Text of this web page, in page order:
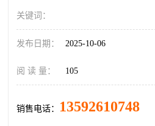
关键词：
发布日期： 2025-10-06
阅 读 量： 105
销售电话： 13592610748